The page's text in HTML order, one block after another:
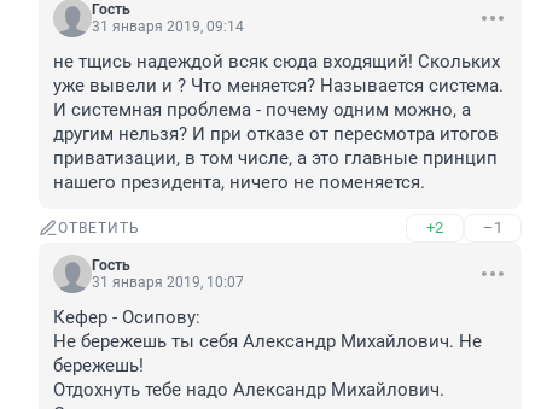
Гость
31 января 2019, 09:14
не тщись надеждой всяк сюда входящий! Скольких
уже вывели и ? Что меняется? Называется система.
И системная проблема - почему одним можно, а
другим нельзя? И при отказе от пересмотра итогов
приватизации, в том числе, а это главные принцип
нашего президента, ничего не поменяется.
ОТВЕТИТЬ +2 –1
Гость
31 января 2019, 10:07
Кефер - Осипову:
Не бережешь ты себя Александр Михайлович. Не
бережешь!
Отдохнуть тебе надо Александр Михайлович.